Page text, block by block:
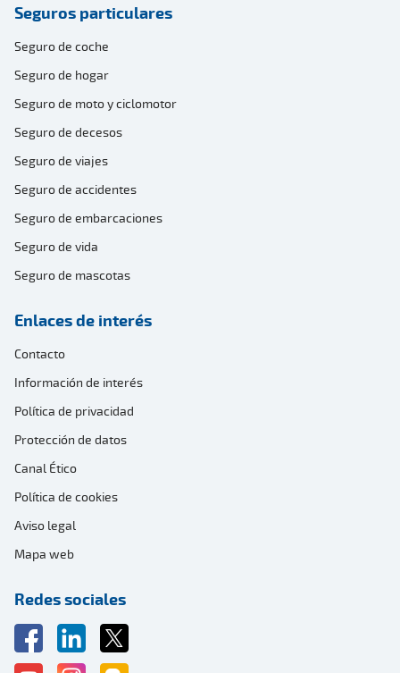
Seguros particulares
Seguro de coche
Seguro de hogar
Seguro de moto y ciclomotor
Seguro de decesos
Seguro de viajes
Seguro de accidentes
Seguro de embarcaciones
Seguro de vida
Seguro de mascotas
Enlaces de interés
Contacto
Información de interés
Política de privacidad
Protección de datos
Canal Ético
Política de cookies
Aviso legal
Mapa web
Redes sociales